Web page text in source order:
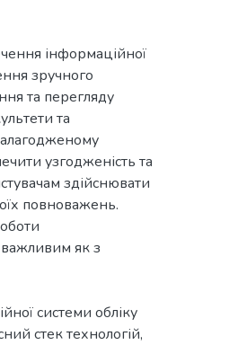
інформаційної
зручного
та перегляду
та
узгодженість та
здійснювати
повноважень.
як з
системи обліку
стек технологій,